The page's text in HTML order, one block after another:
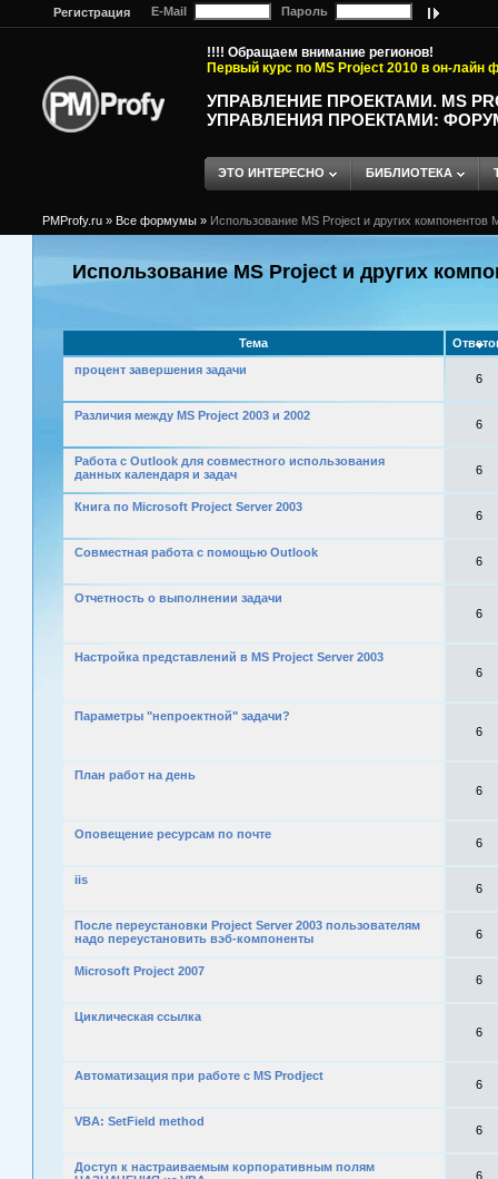
Регистрация E-Mail Пароль
!!!! Обращаем внимание регионов!
Первый курс по MS Project 2010 в он-лайн
УПРАВЛЕНИЕ ПРОЕКТАМИ. MS
УПРАВЛЕНИЯ ПРОЕКТАМИ:
ЭТО ИНТЕРЕСНО БИБЛИОТЕКА
PMProfy.ru » Все формумы » Использование MS Project и других компонентов
Использование MS Project и других
Тема
процент завершения задачи
6
Различия между MS Project 2003 и 2002
6
Работа с Outlook для совместного использования
данных календаря и задач
6
Книга по Microsoft Project Server 2003
6
Совместная работа с помощью Outlook
6
Отчетность о выполнении задачи
6
Настройка представлений в MS Project Server 2003
6
Параметры "непроектной" задачи?
6
План работ на день
6
Оповещение ресурсам по почте
6
iis
6
После переустановки Project Server 2003 пользователям
надо переустановить вэб-компоненты
6
Microsoft Project 2007
6
Циклическая ссылка
6
Автоматизация при работе с MS Prodject
6
VBA: SetField method
6
Доступ к настраиваемым корпоративным полям
6